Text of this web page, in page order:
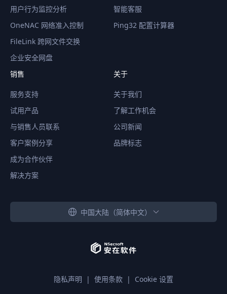
用户行为监控分析
OneNAC 网络准入控制
FileLink 跨网文件交换
企业安全网盘
智能客服
Ping32 配置计算器
销售
服务支持
试用产品
与销售人员联系
客户案例分享
成为合作伙伴
解决方案
关于
关于我们
了解工作机会
公司新闻
品牌标志
中国大陆（简体中文）
隐私声明 | 使用条款 | Cookie 设置